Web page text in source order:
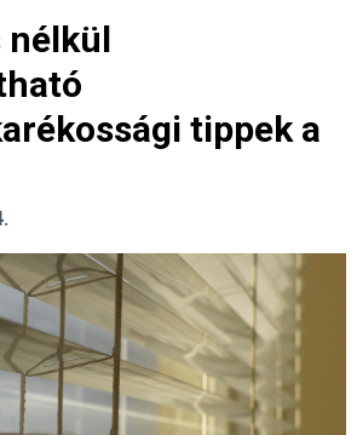
nélkül
tippek a